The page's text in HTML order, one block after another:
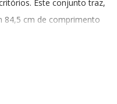
Este conjunto traz,
cm de comprimento